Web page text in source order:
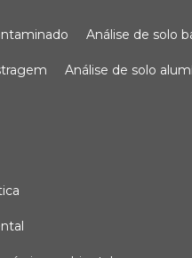
análise de solo
análise de solo